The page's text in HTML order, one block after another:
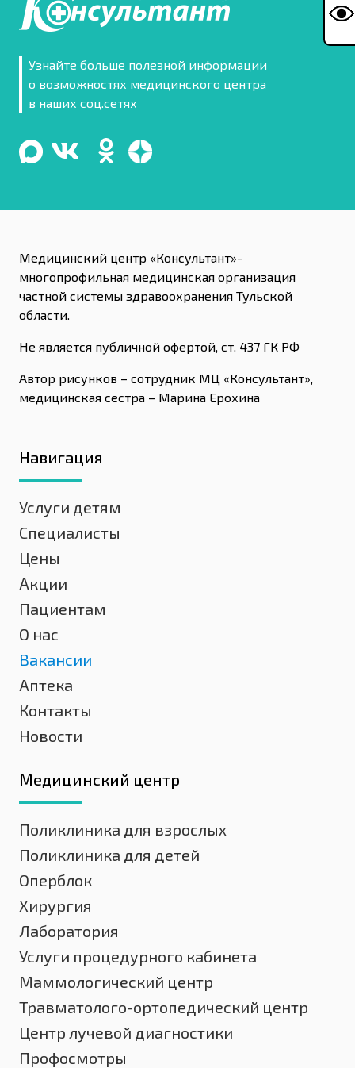
Узнайте больше полезной информации
о возможностях медицинского центра
в наших соц.сетях
Медицинский центр «Консультант»-
многопрофильная медицинская организация
частной системы здравоохранения Тульской
области.
Не является публичной офертой, ст. 437 ГК РФ
Автор рисунков – сотрудник МЦ «Консультант»,
медицинская сестра – Марина Ерохина
Навигация
Услуги детям
Специалисты
Цены
Акции
Пациентам
О нас
Вакансии
Аптека
Контакты
Новости
Медицинский центр
Поликлиника для взрослых
Поликлиника для детей
Оперблок
Хирургия
Лаборатория
Услуги процедурного кабинета
Маммологический центр
Травматолого-ортопедический центр
Центр лучевой диагностики
Профосмотры